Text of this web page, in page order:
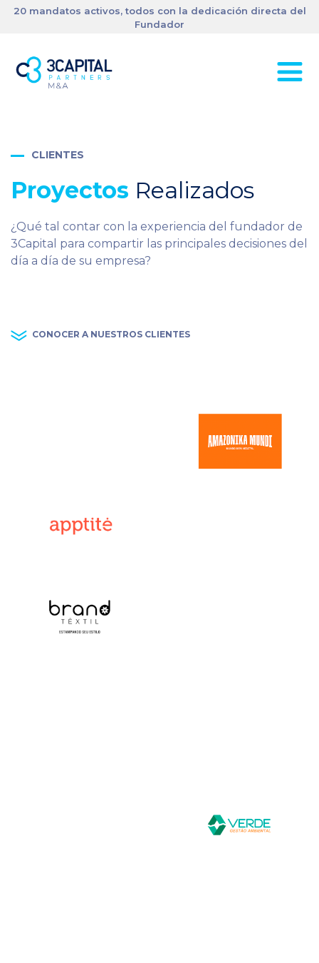
20 mandatos activos, todos con la dedicación directa del
Fundador
CLIENTES
Proyectos Realizados
¿Qué tal contar con la experiencia del fundador de
3Capital para compartir las principales decisiones del
día a día de su empresa?
CONOCER A NUESTROS CLIENTES